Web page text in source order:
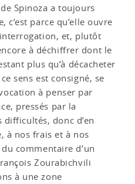
Spinoza a toujours
c’est parce qu’elle ouvre
et, plutôt
à déchiffrer dont le
plus qu’à décacheter
sens est consigné, se
à penser par
pressés par la
difficultés, donc d’en
à nos frais et à nos
commentaire d’un
Zourabichvili
à une zone